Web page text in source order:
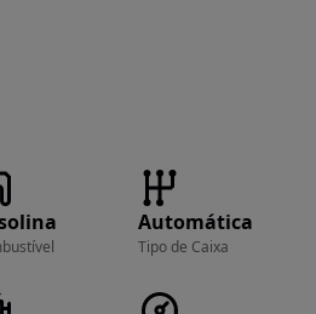
Automática
Tipo de Caixa